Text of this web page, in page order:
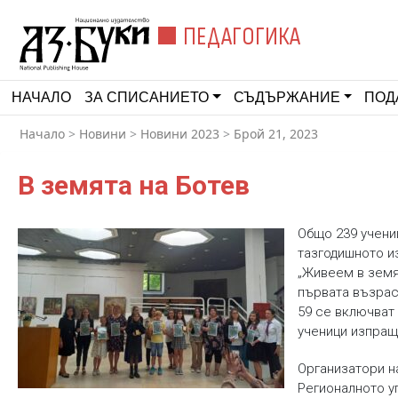
ПЕДАГОГИКА
НАЧАЛО ЗА СПИСАНИЕТО СЪДЪРЖАНИЕ
Начало > Новини > Новини 2023 > Брой 21, 2023
В земята на Ботев
Общо 239
тазгодишното
„Живеем в
първата
59 се включват
ученици
Организатори
Регионалното